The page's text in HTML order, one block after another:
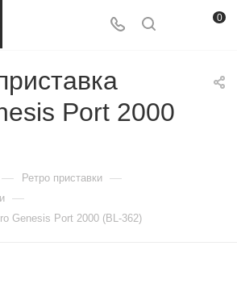
0
Port 2000
— Ретро приставки —
—
Genesis Port 2000 (BL-362)